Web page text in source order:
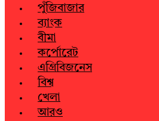
পুঁজিবাজার
ব্যাংক
বীমা
কর্পোরেট
এগ্রিবিজনেস
বিশ্ব
খেলা
আরও